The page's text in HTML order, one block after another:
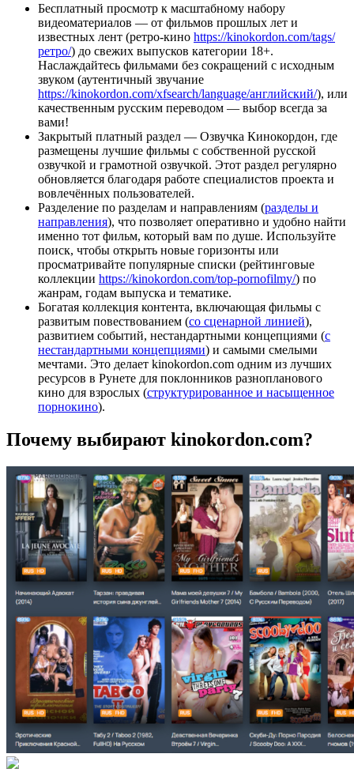
Бесплатный просмотр к масштабному набору
видеоматериалов — от фильмов прошлых лет и
известных лент (ретро-кино https://kinokordon.com/tags/
ретро/) до свежих выпусков категории 18+.
Наслаждайтесь фильмами без сокращений с исходным
звуком (аутентичный звучание
https://kinokordon.com/xfsearch/language/английский/), или
качественным русским переводом — выбор всегда за
вами!
Закрытый платный раздел — Озвучка Кинокордон, где
размещены лучшие фильмы с собственной русской
озвучкой и грамотной озвучкой. Этот раздел регулярно
обновляется благодаря работе специалистов проекта и
вовлечённых пользователей.
Разделение по разделам и направлениям (разделы и
направления), что позволяет оперативно и удобно найти
именно тот фильм, который вам по душе. Используйте
поиск, чтобы открыть новые горизонты или
просматривайте популярные списки (рейтинговые
коллекции https://kinokordon.com/top-pornofilmy/) по
жанрам, годам выпуска и тематике.
Богатая коллекция контента, включающая фильмы с
развитым повествованием (со сценарной линией),
развитием событий, нестандартными концепциями (с
нестандартными концепциями) и самыми смелыми
мечтами. Это делает kinokordon.com одним из лучших
ресурсов в Рунете для поклонников разнопланового
кино для взрослых (структурированное и насыщенное
порнокино).
Почему выбирают kinokordon.com?